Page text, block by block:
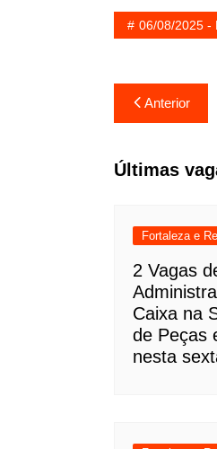
06/08/2025 -
de
Post
Anterior
Últimas
Fortaleza e
2 Vagas
Caixa na
de Peças
nesta